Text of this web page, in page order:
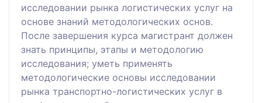
исследовании рынка логистических услуг на
основе знаний методологических основ.
После завершения курса магистрант должен
знать принципы, этапы и методологию
исследования; уметь применять
методологические основы исследовании
рынка транспортно-логистических услуг в